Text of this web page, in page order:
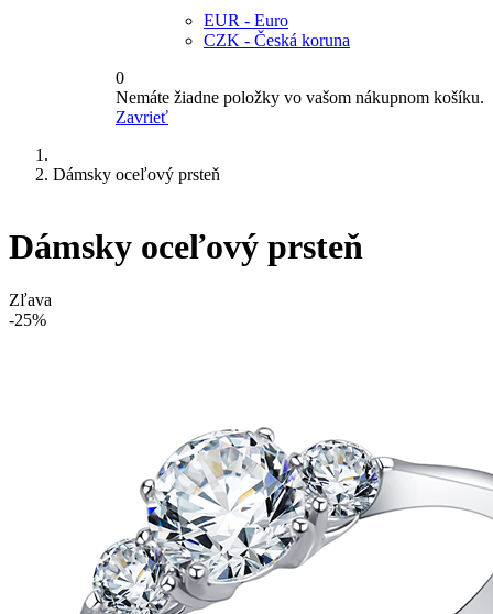
EUR - Euro
CZK - Česká koruna
0
Nemáte žiadne položky vo vašom nákupnom košíku.
Zavrieť
Dámsky oceľový prsteň
Dámsky oceľový prsteň
Zľava
-25%